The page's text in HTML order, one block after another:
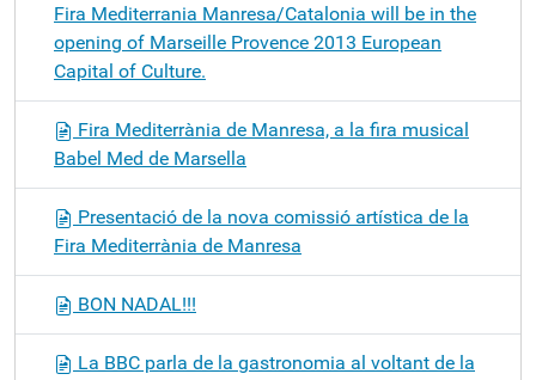
Fira Mediterrania Manresa/Catalonia will be in the
opening of Marseille Provence 2013 European
Capital of Culture.
Fira Mediterrània de Manresa, a la fira musical
Babel Med de Marsella
Presentació de la nova comissió artística de la
Fira Mediterrània de Manresa
BON NADAL!!!
La BBC parla de la gastronomia al voltant de la